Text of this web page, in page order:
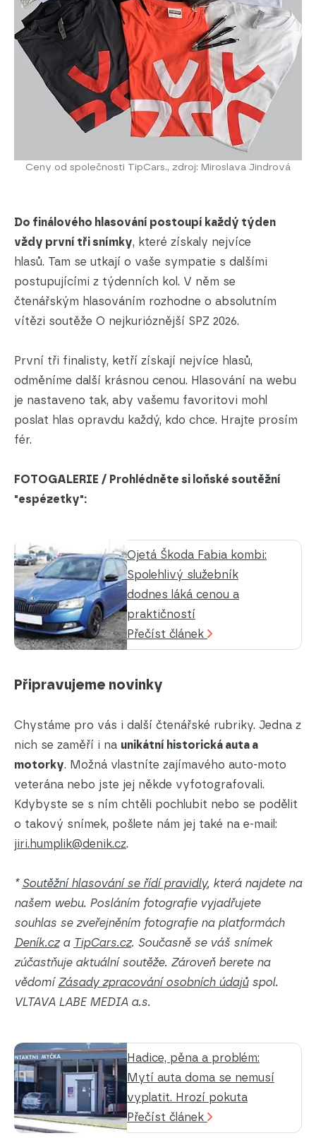
Ceny od společnosti TipCars., zdroj: Miroslava Jindrová
Do finálového hlasování postoupí každý týden
vždy první tři snímky, které získaly nejvíce
hlasů. Tam se utkají o vaše sympatie s dalšími
postupujícími z týdenních kol. V něm se
čtenářským hlasováním rozhodne o absolutním
vítězi soutěže O nejkurióznější SPZ 2026.
První tři finalisty, ketří získají nejvíce hlasů,
odměníme další krásnou cenou. Hlasování na webu
je nastaveno tak, aby vašemu favoritovi mohl
poslat hlas opravdu každý, kdo chce. Hrajte prosím
fér.
FOTOGALERIE / Prohlédněte si loňské soutěžní
"espézetky":
Ojetá Škoda Fabia kombi:
Spolehlivý služebník
dodnes láká cenou a
praktičností
Přečíst článek
Připravujeme novinky
Chystáme pro vás i další čtenářské rubriky. Jedna z
nich se zaměří i na unikátní historická auta a
motorky. Možná vlastníte zajímavého auto-moto
veterána nebo jste jej někde vyfotografovali.
Kdybyste se s ním chtěli pochlubit nebo se podělit
o takový snímek, pošlete nám jej také na e-mail:
jiri.humplik@denik.cz.
* Soutěžní hlasování se řídí pravidly, která najdete na
našem webu. Posláním fotografie vyjadřujete
souhlas se zveřejněním fotografie na platformách
Deník.cza TipCars.cz. Současně se váš snímek
zúčastňuje aktuální soutěže. Zároveň berete na
vědomí Zásady zpracování osobních údajůspol.
VLTAVA LABE MEDIA a.s.
Hadice, pěna a problém:
Mytí auta doma se nemusí
vyplatit. Hrozí pokuta
Přečíst článek